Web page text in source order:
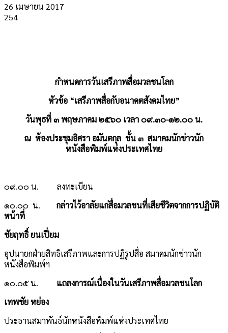
26 เมษายน 2017
254
กำหนดการวันเสรีภาพสื่อมวลชนโลก
หัวข้อ “เสรีภาพสื่อกับอนาคตสังคมไทย”
วันพุธที่ ๓ พฤษภาคม ๒๕๖๐ เวลา ๐๙.๓๐-๑๒.๐๐ น.
ณ ห้องประชุมอิศรา อมันตกุล ชั้น ๓ สมาคมนักข่าวนัก
หนังสือพิมพ์แห่งประเทศไทย
๐๙.๐๐ น. ลงทะเบียน
๑๐.๐๐ น. กล่าวไว้อาลัยแก่สื่อมวลชนที่เสียชีวิตจากการปฏิบัติ
หน้าที่
ชัยฤทธิ์ ยนเปี่ยม
อุปนายกฝ่ายสิทธิเสรีภาพและการปฏิรูปสื่อ สมาคมนักข่าวนัก
หนังสือพิมพ์ฯ
๑๐.๐๕ น. แถลงการณ์เนื่องในวันเสรีภาพสื่อมวลชนโลก
เทพชัย หย่อง
ประธานสมาพันธ์นักหนังสือพิมพ์แห่งประเทศไทย